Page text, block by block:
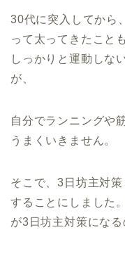
30代に突入してから
って太ってきたこと
しっかりと運動しな
が、
自分でランニングや
うまくいきません。
そこで、3日坊主対
することにしました
が3日坊主対策になる